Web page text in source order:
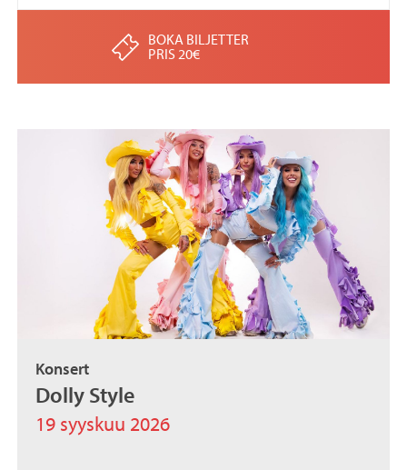
BOKA BILJETTER
PRIS 20€
Konsert
Dolly Style
19 syyskuu 2026